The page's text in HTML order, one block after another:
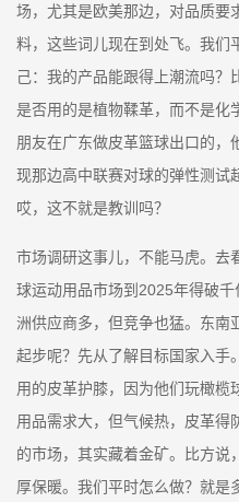
场，尤其是欧美那边，对品质要
料，这些词儿现在到处飞。我们
己：我的产品能跟得上潮流吗
是否用的是植物鞣革，而不是化
朋友在广东做皮革篮球出口的，
现那边高中联赛对球的弹性测试
哎，这不就是教训吗？
市场调研这事儿，不能马虎。去
球运动用品市场到2025年得破
洲供应商多，但竞争也猛。东南
起步呢？先从了解目标国家入手
用的皮革护膝，因为他们玩橄榄
用品需求大，但气候热，皮革得
的市场，其实藏着金矿。比方说
厚保暖。我们平时怎么做？就是